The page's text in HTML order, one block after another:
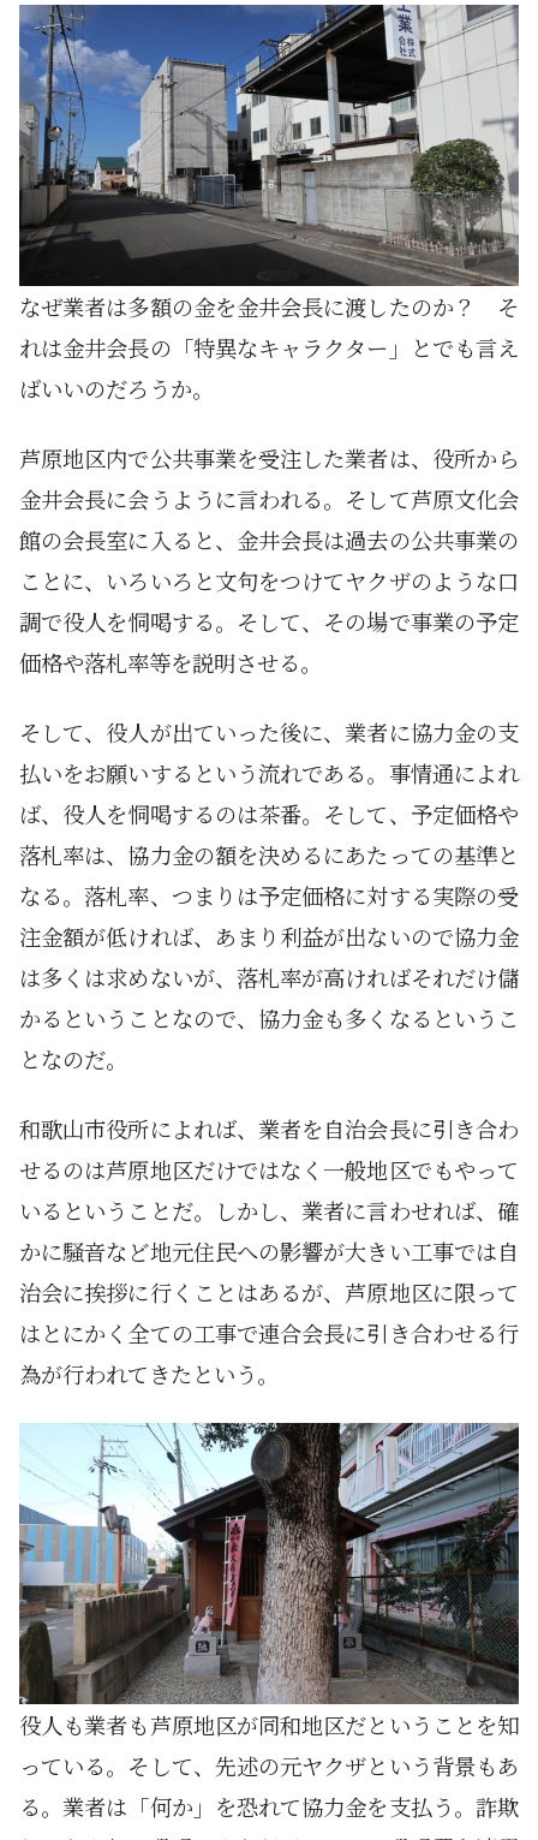
なぜ業者は多額の金を金井会長に渡したのか？ そ
れは金井会長の「特異なキャラクター」とでも言え
ばいいのだろうか。
芦原地区内で公共事業を受注した業者は、役所から
金井会長に会うように言われる。そして芦原文化会
館の会長室に入ると、金井会長は過去の公共事業の
ことに、いろいろと文句をつけてヤクザのような口
調で役人を恫喝する。そして、その場で事業の予定
価格や落札率等を説明させる。
そして、役人が出ていった後に、業者に協力金の支
払いをお願いするという流れである。事情通によれ
ば、役人を恫喝するのは茶番。そして、予定価格や
落札率は、協力金の額を決めるにあたっての基準と
なる。落札率、つまりは予定価格に対する実際の受
注金額が低ければ、あまり利益が出ないので協力金
は多くは求めないが、落札率が高ければそれだけ儲
かるということなので、協力金も多くなるというこ
となのだ。
和歌山市役所によれば、業者を自治会長に引き合わ
せるのは芦原地区だけではなく一般地区でもやって
いるということだ。しかし、業者に言わせれば、確
かに騒音など地元住民への影響が大きい工事では自
治会に挨拶に行くことはあるが、芦原地区に限って
はとにかく全ての工事で連合会長に引き合わせる行
為が行われてきたという。
役人も業者も芦原地区が同和地区だということを知
っている。そして、先述の元ヤクザという背景もあ
る。業者は「何か」を恐れて協力金を支払う。詐欺